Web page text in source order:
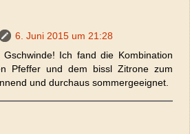
6. Juni 2015 um 21:28
Ich fand die Kombination
Pfeffer und dem bissl Zitrone zum
und durchaus sommergeeignet.